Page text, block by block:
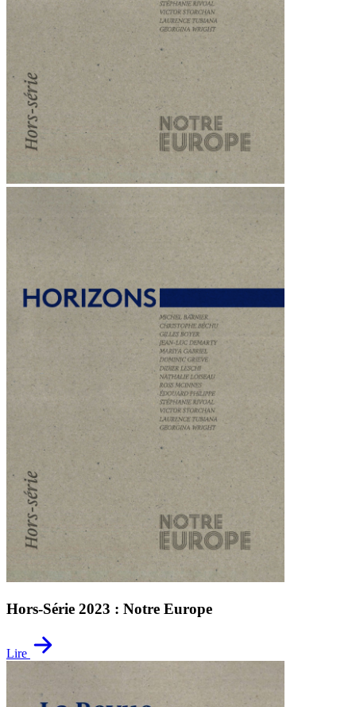
Hors-Série 2023 : Notre Europe
Lire